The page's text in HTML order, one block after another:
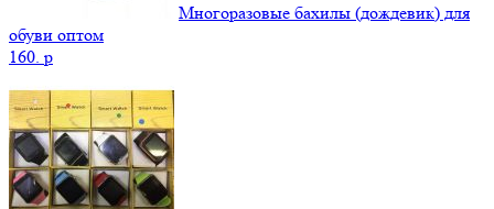
Многоразовые бахилы (дождевик) для
обуви оптом
160. p